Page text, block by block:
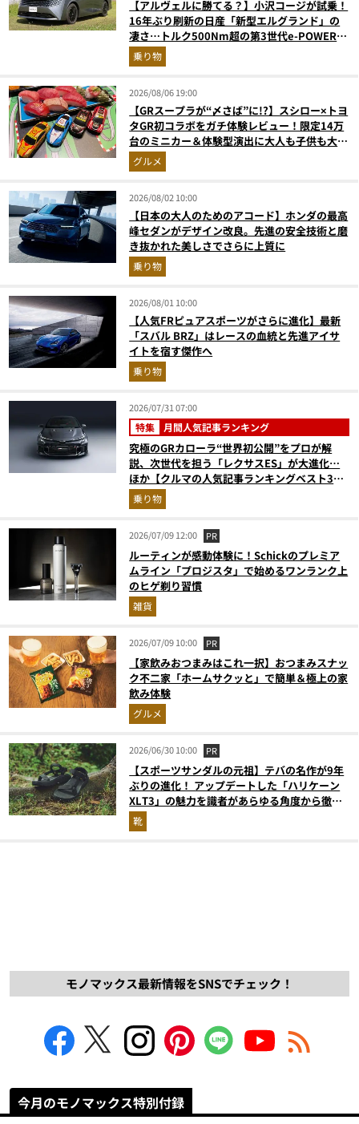
【アルヴェルに勝てる？】小沢コージが試乗！
16年ぶり刷新の日産「新型エルグランド」の
凄さ…トルク500Nm超の第3世代e-POWER＆
和の格調高きデザインを徹底チェック
乗り物
2026/08/06 19:00
【GRスープラが“〆さば”に!?】スシロー×トヨ
タGR初コラボをガチ体験レビュー！限定14万
台のミニカー＆体験型演出に大人も子供も大興
奮間違いなし
グルメ
2026/08/02 10:00
【日本の大人のためのアコード】ホンダの最高
峰セダンがデザイン改良。先進の安全技術と磨
き抜かれた美しさでさらに上質に
乗り物
2026/08/01 10:00
【人気FRピュアスポーツがさらに進化】最新
「スバル BRZ」はレースの血統と先進アイサ
イトを宿す傑作へ
乗り物
2026/07/31 07:00
特集 月間人気記事ランキング
究極のGRカローラ“世界初公開”をプロが解
説、次世代を担う「レクサスES」が大進化…
ほか【クルマの人気記事ランキングベスト3】
（2026年6月版）
乗り物
2026/07/09 12:00 PR
ルーティンが感動体験に！Schickのプレミア
ムライン「プロジスタ」で始めるワンランク上
のヒゲ剃り習慣
雑貨
2026/07/09 10:00 PR
【家飲みおつまみはこれ一択】おつまみスナッ
ク不二家「ホームサクッと」で簡単＆極上の家
飲み体験
グルメ
2026/06/30 10:00 PR
【スポーツサンダルの元祖】テバの名作が9年
ぶりの進化！ アップデートした「ハリケーン
XLT3」の魅力を識者があらゆる角度から徹底
解説！
靴
モノマックス最新情報をSNSでチェック！
今月のモノマックス特別付録